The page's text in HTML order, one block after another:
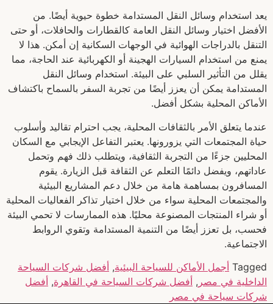
يعد استخدام وسائل النقل المستدامة خطوة حيوية أيضًا. من
الأفضل اختيار وسائل النقل العامة كالقطارات والحافلات، أو حتى
التنقل بالدراجات الهوائية في الوجهات السكانية إن أمكن. هذا لا
يمنع من استخدام السيارات الهجينة أو الكهربائية عند الحاجة، مما
يقلل من التأثير السلبي على البيئة. استخدام وسائل النقل
المستدامة يمكن أن يعزز أيضًا من تجربة السفر بالسماح باكتشاف
الأماكن المحلية بشكل أفضل.
عندما يتعلق الأمر بالثقافات المحلية، يجب احترام تقاليد وأسلوب
حياة المجتمعات التي يزورونها. يعتبر التفاعل الإيجابي مع السكان
المحليين جزءًا من التجربة الثقافية، ويتطلب ذلك فهم وتحمل
عاداتهم، ويفضل دائمًا التعلم عن الثقافة قبل الزيارة. يقوم
المسافرون بمساهمة هامة من خلال دعم المشاريع البيئية
والمجتمعات المحلية سواء من خلال اختيار تذاكر الفعاليات المحلية
أو شراء المنتجات المصنوعة محليًا. هذه الممارسات لا تحمي البيئة
فحسب، بل تعزز أيضًا من التنمية المستدامة وتقوي الروابط
الاجتماعية.
Tagged أجمل الأماكن للسياحة البيئية, أفضل شركات السياحة
الداخلية في مصر , أفضل شركات السياحة في القاهرة, أفضل
شركات سياحة في مصر